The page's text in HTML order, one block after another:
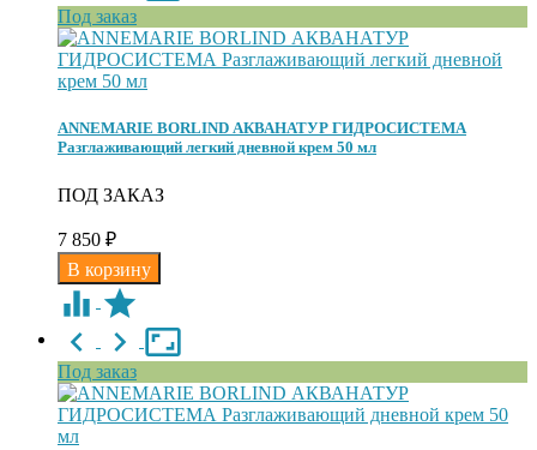
Под заказ
ANNEMARIE BORLIND АКВАНАТУР ГИДРОСИСТЕМА
Разглаживающий легкий дневной крем 50 мл
ПОД ЗАКАЗ
7 850 ₽
Под заказ